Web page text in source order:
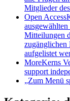
Mitglieder
Open Access
Mitteilungen
zugänglichen
aufgelistet
MoreKerns
support
„Zum Menü